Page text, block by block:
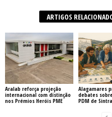
ARTIGOS
Aralab reforça projeção
internacional com distinção
nos Prémios Heróis PME
Alagamares
debates
PDM de Sintra